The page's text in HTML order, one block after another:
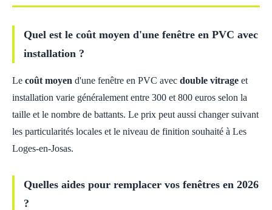
Quel est le coût moyen d'une fenêtre en PVC avec
installation ?
Le coût moyen d'une fenêtre en PVC avec double vitrage et
installation varie généralement entre 300 et 800 euros selon la
taille et le nombre de battants. Le prix peut aussi changer suivant
les particularités locales et le niveau de finition souhaité à Les
Loges-en-Josas.
Quelles aides pour remplacer vos fenêtres en 2026
?